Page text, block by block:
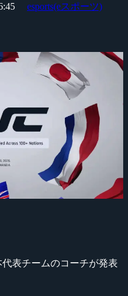
esports(eスポーツ)
代表チームのコーチが発表